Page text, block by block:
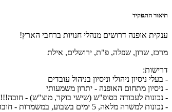
תיאור התפקיד
ענקית אופנה דרושים מנהלי חנויות ברחבי הארץ!
מרכז, שרון, שפלה, פ"ת, ירושלים, אילת
דרישות:
- בעלי ניסיון ניהולי וניסיון בניהול עובדים
- ניסיון מתחום האופנה - יתרון משמעותי
- נכונות לעבודה בסופ"ש (שישי בוקר, מוצ"ש) - חובה!!!
- נכונות למשרה מלאה, 5 ימים בשבוע, במשמרות - חובה!!!